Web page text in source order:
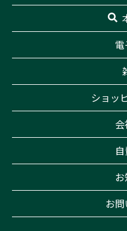
ショッ
お